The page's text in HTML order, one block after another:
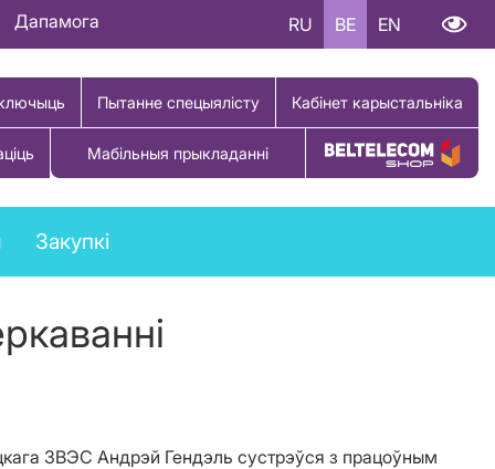
Дапамога RU BE EN
Пытанне спецыялісту Кабінет карыстальніка
Мабільныя прыкладанні Купіць тавар
Закупкі
ЗВЭС Андрэй Гендэль сустрэўся з працоўным